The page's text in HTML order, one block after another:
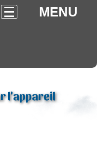
MENU
l'appareil